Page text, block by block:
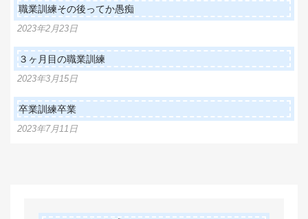
シ
ョ
ン
職業訓練その後ってか愚痴
2023年2月23日
３ヶ月目の職業訓練
2023年3月15日
卒業訓練卒業
2023年7月11日